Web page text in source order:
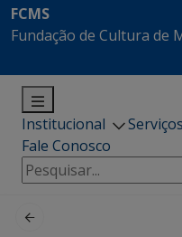
FCMS
Fundação de Cultura de
Institucional Serviços
Fale Conosco
Pesquisar
por: